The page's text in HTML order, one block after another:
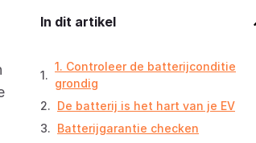
In dit artikel
1. Controleer de batterijconditie
grondig
De batterij is het hart van je EV
Batterijgarantie checken